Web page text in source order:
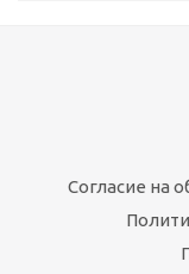
Согласие на